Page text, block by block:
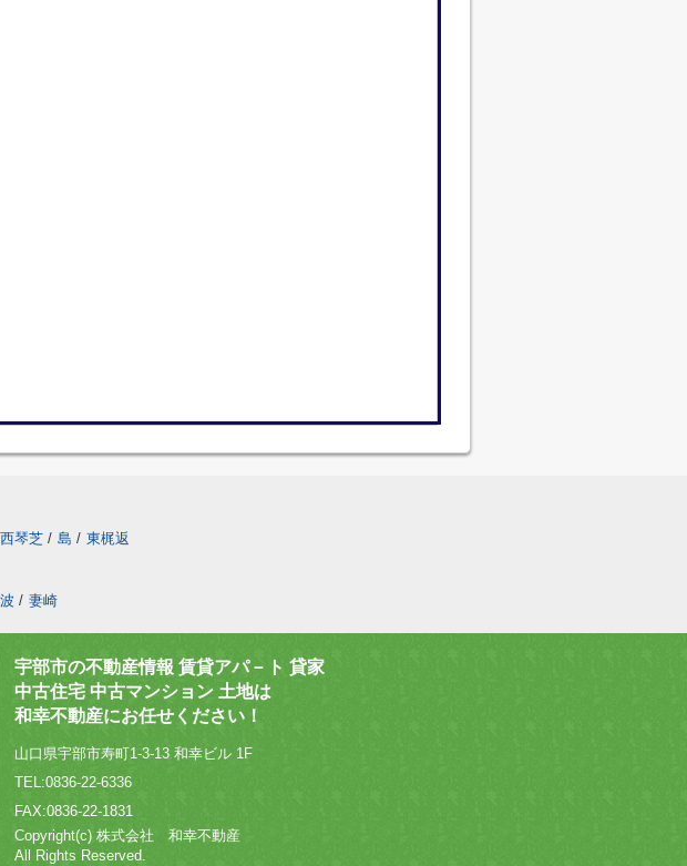
西琴芝 / 島 / 東梶返
/ 妻崎
宇部市の不動産情報 賃貸アパ－ト 貸家
中古住宅 中古マンション 土地は
和幸不動産にお任せください！
山口県宇部市寿町1-3-13 和幸ビル 1F
TEL:0836-22-6336
FAX:0836-22-1831
Copyright(c) 株式会社 和幸不動産
All Rights Reserved.